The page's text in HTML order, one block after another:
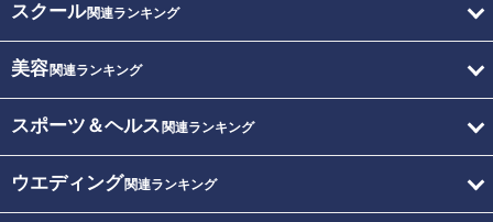
スクール関連ランキング
美容関連ランキング
スポーツ＆ヘルス 関連ランキング
ウエディング関連ランキング